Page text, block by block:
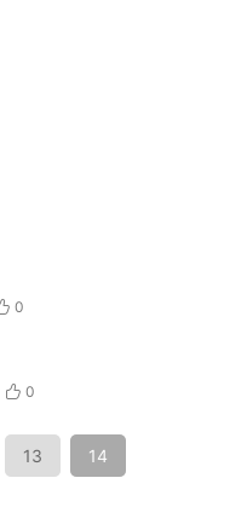
0
0
13 14